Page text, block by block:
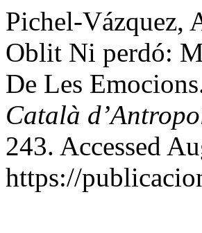
Pichel-Vázquez,
Oblit Ni perdó:
De Les
Català
243. Accessed
https://